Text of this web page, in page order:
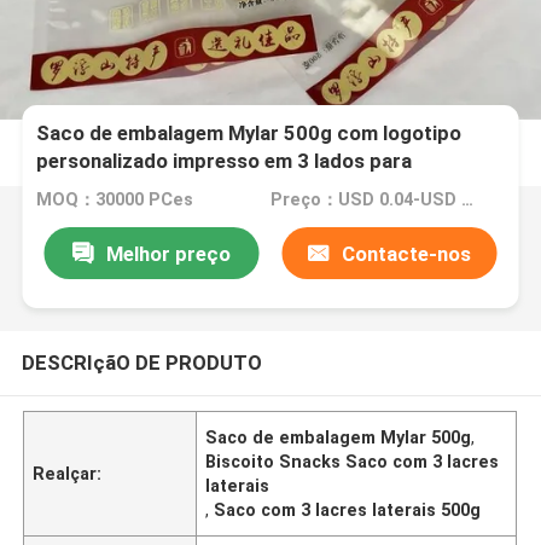
Saco de embalagem Mylar 500g com logotipo
personalizado impresso em 3 lados para
biscoitos
MOQ：30000 PCes Preço：USD 0.04-USD 0.15
Melhor preço Contacte-nos
DESCRIçãO DE PRODUTO
Realçar:
Saco de embalagem Mylar 500g,
Biscoito Snacks Saco com 3 lacres
laterais
, Saco com 3 lacres laterais 500g